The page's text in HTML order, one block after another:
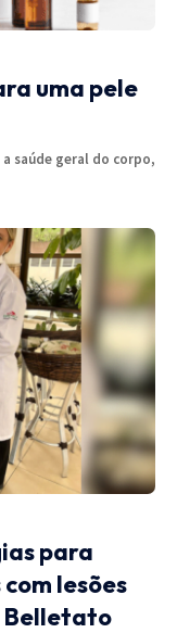
uma pele
saúde geral do corpo,
para
lesões
Belletato